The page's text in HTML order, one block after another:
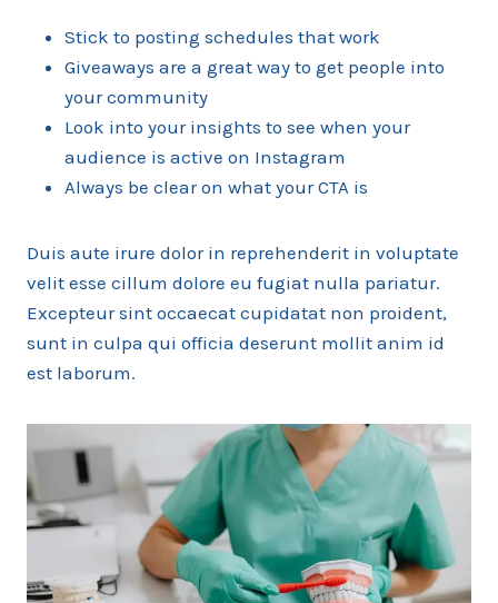
Stick to posting schedules that work
Giveaways are a great way to get people into
your community
Look into your insights to see when your
audience is active on Instagram
Always be clear on what your CTA is
Duis aute irure dolor in reprehenderit in voluptate
velit esse cillum dolore eu fugiat nulla pariatur.
Excepteur sint occaecat cupidatat non proident,
sunt in culpa qui officia deserunt mollit anim id
est laborum.